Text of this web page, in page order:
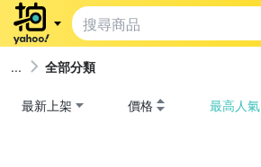
全部分類
最新上架 價格 最高人氣